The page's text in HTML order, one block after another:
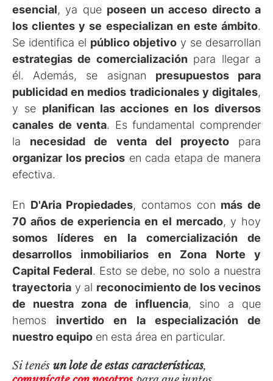
esencial, ya que poseen un acceso directo a
los clientes y se especializan en este ámbito.
Se identifica el público objetivo y se desarrollan
estrategias de comercializaciónpara llegar a
él. Además, se asignan presupuestos para
publicidad en medios tradicionales y digitales,
y se planifican las acciones en los diversos
canales de venta. Es fundamental comprender
la necesidad de venta del proyectopara
organizar los precios en cada etapa de manera
efectiva.
En D'Aria Propiedades, contamos con más de
70 años de experiencia en el mercado, y hoy
somos líderes en la comercialización de
desarrollos inmobiliarios en Zona Norte y
Capital Federal. Esto se debe, no solo a nuestra
trayectoria y al reconocimiento de los vecinos
de nuestra zona de influencia, sino a que
hemos invertido en la especialización de
nuestro equipo en esta área en particular.
Si tenés un lote de estas características,